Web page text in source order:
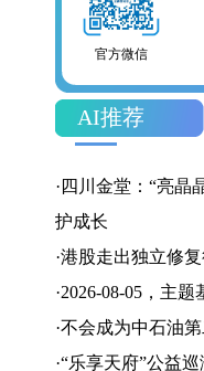
官方微信
一点号
AI推荐
· 四川金堂：“亮晶
护成长
·港股走出独立修
·2026-08-05，主题
·不会成为中石油
·“乐享天府”公益